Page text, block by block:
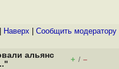
Наверх Cообщить модератору
альянс
+ / –